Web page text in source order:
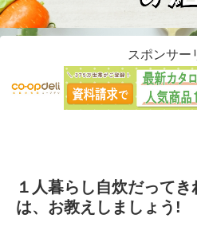
スポンサー
１人暮らし自炊だって
は、お教えしましょう!